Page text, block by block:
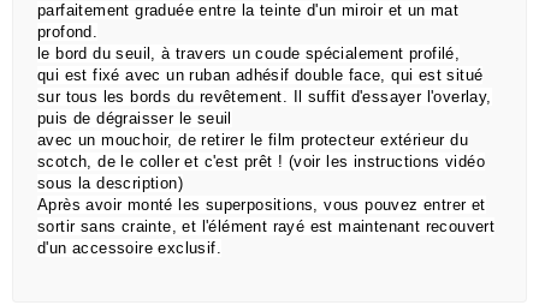
parfaitement graduée entre la teinte d'un miroir et un mat
profond.
le bord du seuil, à travers un coude spécialement profilé,
qui estfixé avec un ruban adhésif double face,qui est situé
sur tous les bords du revêtement.
Il suffit d'essayer l'overlay,
puis de dégraisser le seuil
avec un mouchoir, de retirer le film protecteur extérieur du
scotch, de le coller et c'est prêt ! (voir les instructions vidéo
sous la description)
Après avoir monté les superpositions, vous pouvez entrer et
sortir sans crainte, et l'élément rayé est maintenant recouvert
d'un accessoire exclusif.